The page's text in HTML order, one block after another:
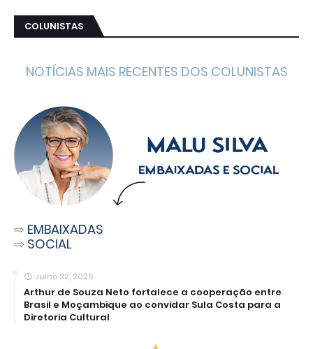
COLUNISTAS
NOTÍCIAS MAIS RECENTES DOS COLUNISTAS
⇨ EMBAIXADAS
⇨ SOCIAL
Julho 22, 2026
Arthur de Souza Neto fortalece a cooperação entre
Brasil e Moçambique ao convidar Sula Costa para a
Diretoria Cultural